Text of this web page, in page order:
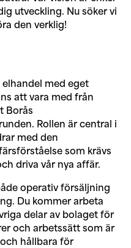
utveckling. Nu söker vi
den verklig!
med eget
att vara med från
Borås
Rollen är central i
med den
som krävs
driva vår nya affär.
operativ försäljning
Du kommer arbeta
delar av bolaget för
och arbetssätt som är
hållbara för